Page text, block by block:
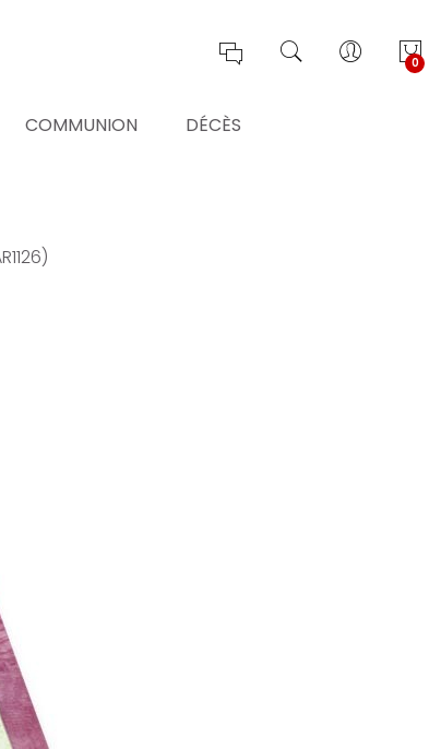
0
COMMUNION DÉCÈS